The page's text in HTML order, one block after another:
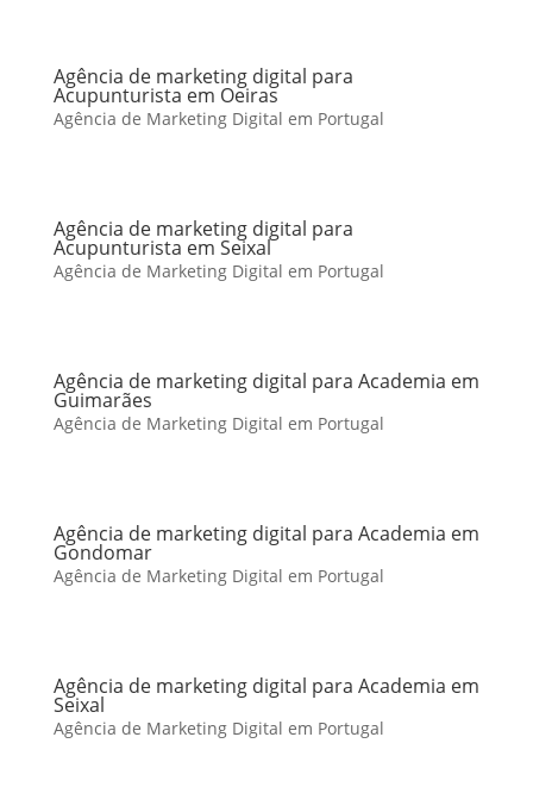
Agência de marketing digital para
Acupunturista em Oeiras
Agência de Marketing Digital em Portugal
Agência de marketing digital para
Acupunturista em Seixal
Agência de Marketing Digital em Portugal
Agência de marketing digital para Academia em
Guimarães
Agência de Marketing Digital em Portugal
Agência de marketing digital para Academia em
Gondomar
Agência de Marketing Digital em Portugal
Agência de marketing digital para Academia em
Seixal
Agência de Marketing Digital em Portugal